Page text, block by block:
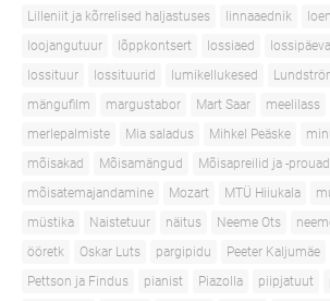
Lilleniit ja kõrrelised haljastuses
linnaaednik
loojangutuur
lõppkontsert lossiaed
lossituur
lossituurid lumikellukesed
mängufilm
margustabor Mart Saar meelilass
merlepalmiste
Mia saladus Mihkel Peäske
mõisakad
Mõisamängud
Mõisapreilid ja -prouad
mõisatemajandamine
Mozart MTÜ Hiiukala
müstika
Naistetuur näitus Neeme Ots
ööretk
Oskar Luts pargipidu Peeter Kaljumäe
Pettson ja Findus
pianist Piazolla piipjatuut